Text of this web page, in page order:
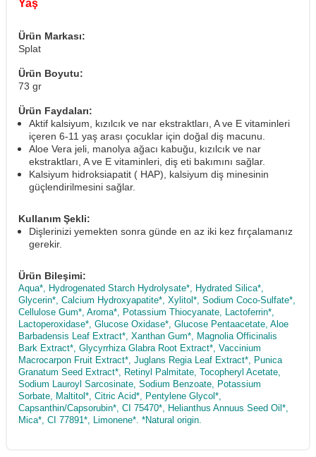
Yaş
Ürün Markası:
Splat
Ürün Boyutu:
73 gr
Ürün Faydaları:
Aktif kalsiyum, kızılcık ve nar ekstraktları, A ve E vitaminleri
içeren 6-11 yaş arası çocuklar için doğal diş macunu.
Aloe Vera jeli, manolya ağacı kabuğu, kızılcık ve nar
ekstraktları, A ve E vitaminleri, diş eti bakımını sağlar.
Kalsiyum hidroksiapatit ( HAP), kalsiyum diş minesinin
güçlendirilmesini sağlar.
Kullanım Şekli:
Dişlerinizi yemekten sonra günde en az iki kez fırçalamanız
gerekir.
Ürün Bileşimi:
Aqua*, Hydrogenated Starch Hydrolysate*, Hydrated Silica*,
Glycerin*, Calcium Hydroxyapatite*, Xylitol*, Sodium Coco-Sulfate*,
Cellulose Gum*, Aroma*, Potassium Thiocyanate, Lactoferrin*,
Lactoperoxidase*, Glucose Oxidase*, Glucose Pentaacetate, Aloe
Barbadensis Leaf Extract*, Xanthan Gum*, Magnolia Officinalis
Bark Extract*, Glycyrrhiza Glabra Root Extract*, Vaccinium
Macrocarpon Fruit Extract*, Juglans Regia Leaf Extract*, Punica
Granatum Seed Extract*, Retinyl Palmitate, Tocopheryl Acetate,
Sodium Lauroyl Sarcosinate, Sodium Benzoate, Potassium
Sorbate, Maltitol*, Citric Acid*, Pentylene Glycol*,
Capsanthin/Capsorubin*, CI 75470*, Helianthus Annuus Seed Oil*,
Mica*, CI 77891*, Limonene*. *Natural origin.